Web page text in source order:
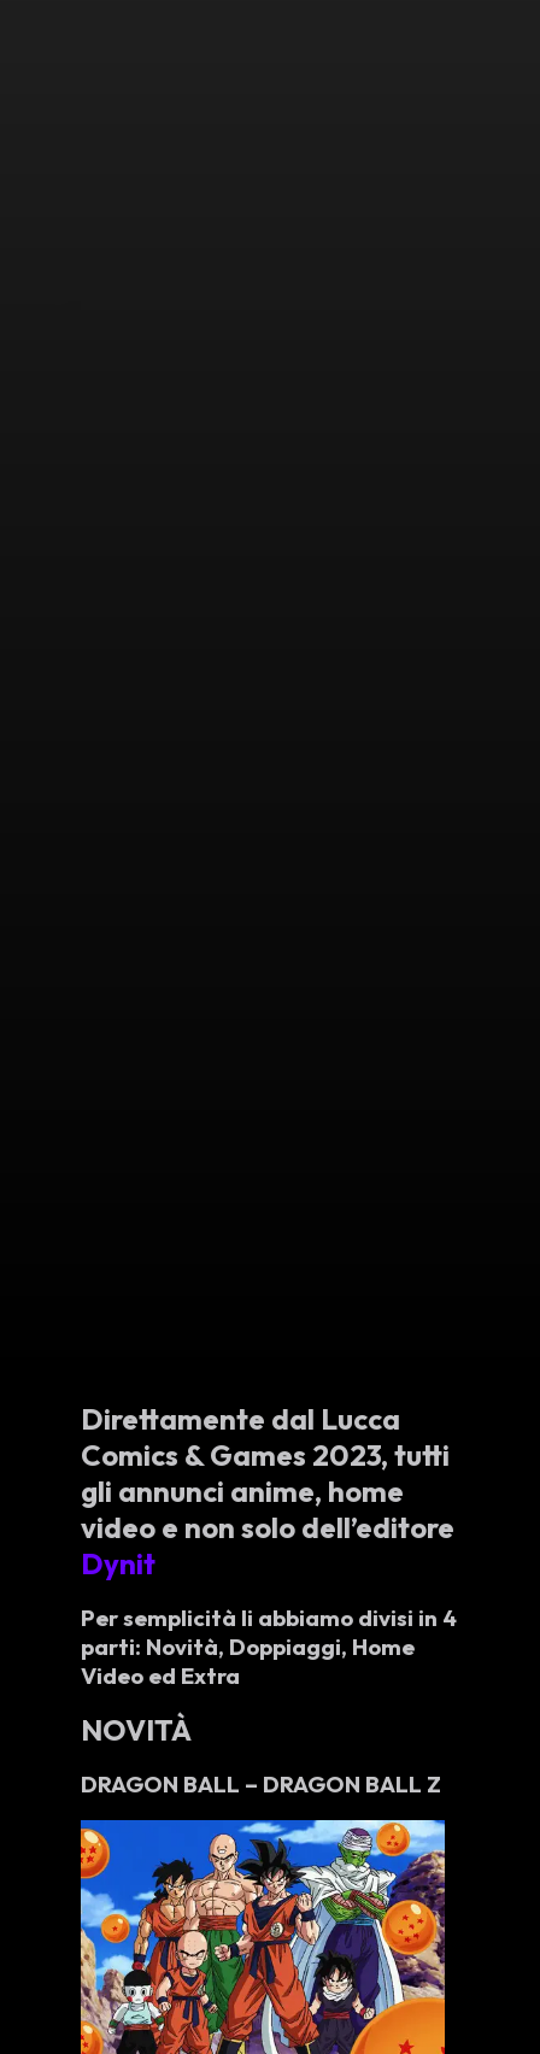
Direttamente dal Lucca
Comics & Games 2023, tutti
gli annunci anime, home
video e non solo dell’editore
Dynit
Per semplicità li abbiamo divisi in 4
parti: Novità, Doppiaggi, Home
Video ed Extra
NOVITÀ
DRAGON BALL – DRAGON BALL Z